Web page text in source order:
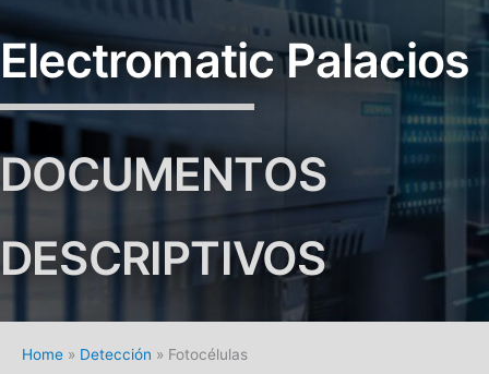
Electromatic Palacios
DOCUMENTOS
DESCRIPTIVOS
Home » Detección » Fotocélulas